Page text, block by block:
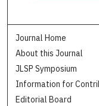
Journal Home
About this Journal
JLSP Symposium
Information for
Editorial Board